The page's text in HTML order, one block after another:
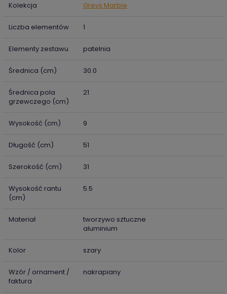
Kolekcja Greys Marble
Liczba elementów 1
Elementy zestawu patelnia
Średnica (cm) 30.0
Średnica pola
grzewczego (cm)
21
Wysokość (cm) 9
Długość (cm) 51
Szerokość (cm) 31
Wysokość rantu
(cm)
5.5
Materiał
tworzywo sztuczne
aluminium
Kolor szary
Wzór / ornament /
faktura
nakrapiany